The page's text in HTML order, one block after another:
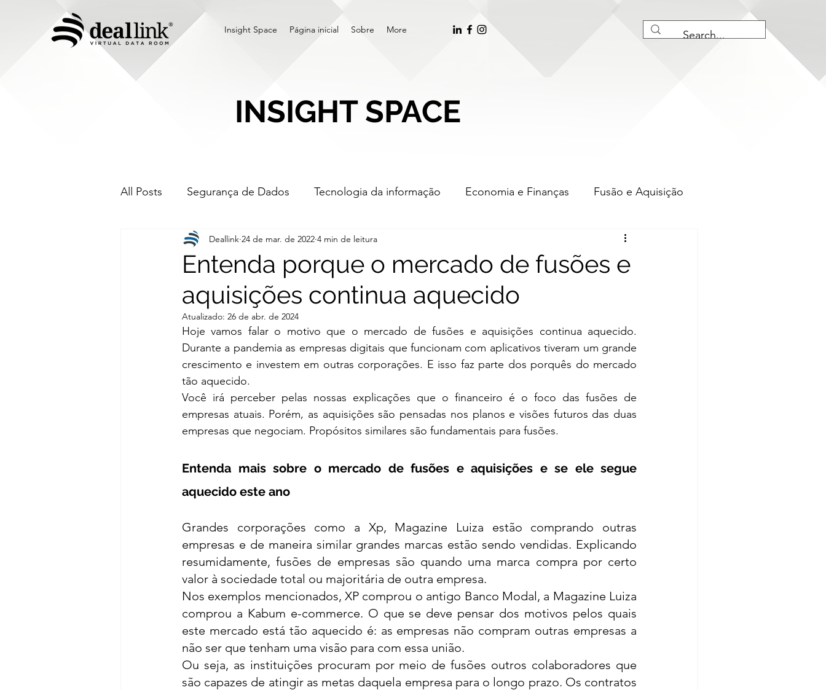
Insight Space Página inicial Sobre More
INSIGHT SPACE
All Posts Segurança de Dados Tecnologia da informação Economia e Finanças Fusão e Aquisição
Data Room Virtual merger and acquisition Negociação M&amp;A
Negociação Due diligence
Entenda porque o mercado de fusões e
aquisições continua aquecido
Deallink 24 de mar. de 2022 4 min de leitura
Atualizado: 26 de abr. de 2024
Hoje vamos falar o motivo que o mercado de fusões e aquisições continua aquecido.
Durante a pandemia as empresas digitais que funcionam com aplicativos tiveram um grande
crescimento e investem em outras corporações. E isso faz parte dos porquês do mercado
tão aquecido.
Você irá perceber pelas nossas explicações que o financeiro é o foco das fusões de
empresas atuais. Porém, as aquisições são pensadas nos planos e visões futuros das duas
empresas que negociam. Propósitos similares são fundamentais para fusões.
Entenda mais sobre o mercado de fusões e aquisições e se ele segue
aquecido este ano
Grandes corporações como a Xp, Magazine Luiza estão comprando outras
empresas e de maneira similar grandes marcas estão sendo vendidas. Explicando
resumidamente, fusões de empresas são quando uma marca compra por certo
valor à sociedade total ou majoritária de outra empresa.
Nos exemplos mencionados, XP comprou o antigo Banco Modal, a Magazine Luiza
comprou a Kabum e-commerce. O que se deve pensar dos motivos pelos quais
este mercado está tão aquecido é: as empresas não compram outras empresas a
não ser que tenham uma visão para com essa união.
Ou seja, as instituições procuram por meio de fusões outros colaboradores que
são capazes de atingir as metas daquela empresa para o longo prazo. Os contratos